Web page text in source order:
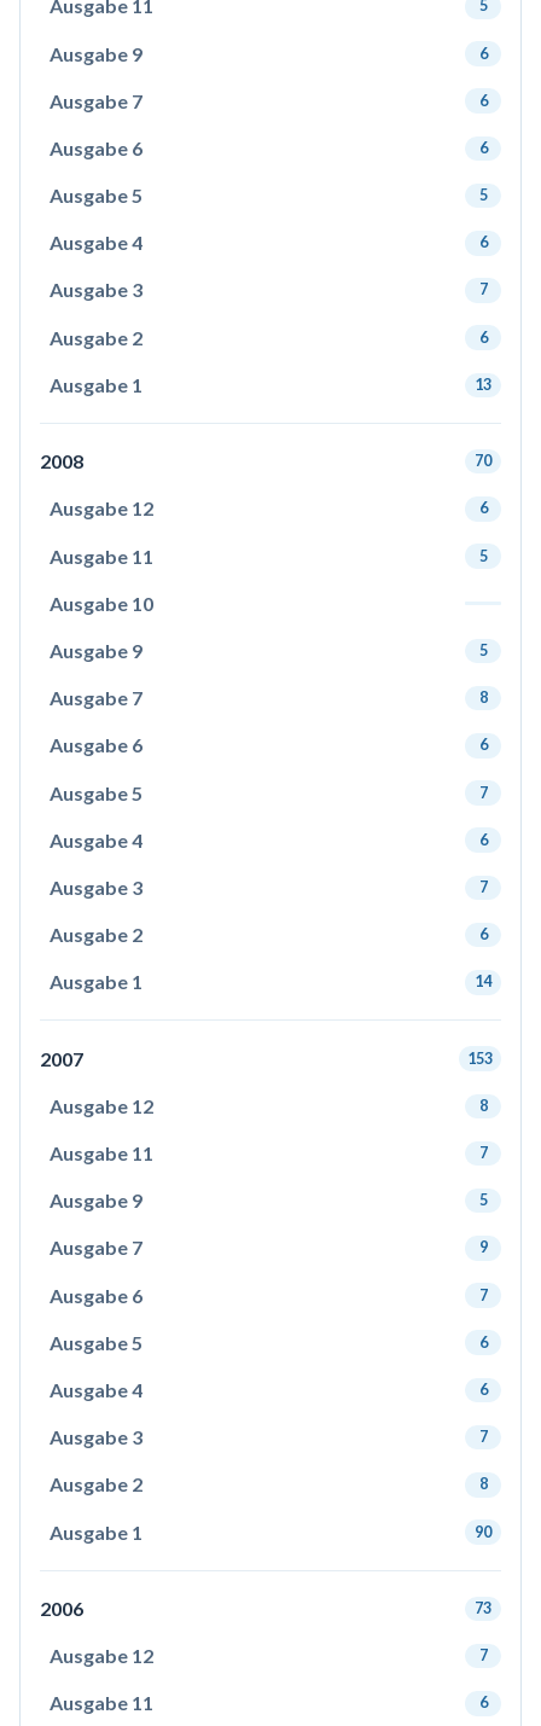
Ausgabe 11 5
Ausgabe 9 6
Ausgabe 7 6
Ausgabe 6 6
Ausgabe 5 5
Ausgabe 4 6
Ausgabe 3 7
Ausgabe 2 6
Ausgabe 1 13
2008 70
Ausgabe 12 6
Ausgabe 11 5
Ausgabe 10
Ausgabe 9 5
Ausgabe 7 8
Ausgabe 6 6
Ausgabe 5 7
Ausgabe 4 6
Ausgabe 3 7
Ausgabe 2 6
Ausgabe 1 14
2007 153
Ausgabe 12 8
Ausgabe 11 7
Ausgabe 9 5
Ausgabe 7 9
Ausgabe 6 7
Ausgabe 5 6
Ausgabe 4 6
Ausgabe 3 7
Ausgabe 2 8
Ausgabe 1 90
2006 73
Ausgabe 12 7
Ausgabe 11 6